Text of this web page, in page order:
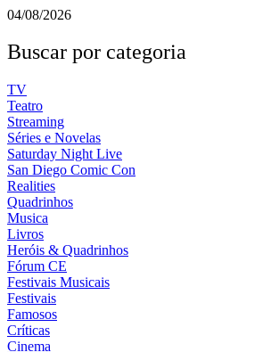
04/08/2026
Buscar por categoria
TV
Teatro
Streaming
Séries e Novelas
Saturday Night Live
San Diego Comic Con
Realities
Quadrinhos
Musica
Livros
Heróis & Quadrinhos
Fórum CE
Festivais Musicais
Festivais
Famosos
Críticas
Cinema